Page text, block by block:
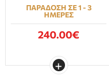
ΠΑΡΑΔΟΣΗ ΣΕ 1 - 3
ΗΜΕΡΕΣ
240.00€